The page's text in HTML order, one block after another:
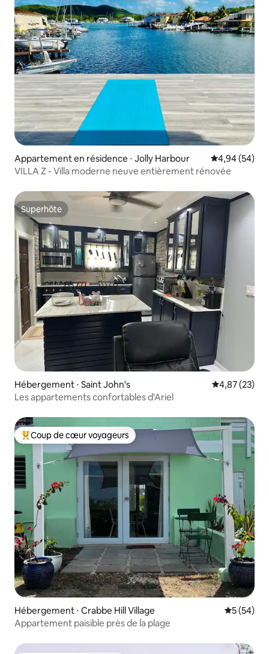
Appartement en résidence ⋅ Jolly Harbour Évaluation
4,94 (54)
VILLA Z - Villa moderne neuve entièrement rénovée
Superhôte
Superhôte
Hébergement ⋅ Saint John's Évaluation
4,87 (23)
Les appartements confortables d'Ariel
Coups de cœur voyageurs les plus appréciés
Coup de cœur voyageurs
Hébergement ⋅ Crabbe Hill Village
5 (54)
Appartement paisible près de la plage